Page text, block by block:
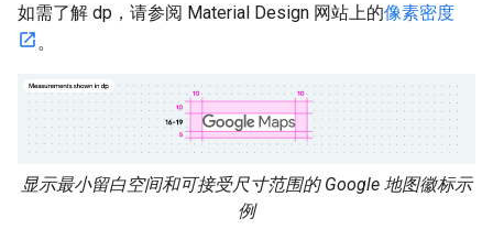
如需了解 dp，请参阅 Material Design 网站上的像素密度
。
显示最小留白空间和可接受尺寸范围的 Google 地图徽标示
例